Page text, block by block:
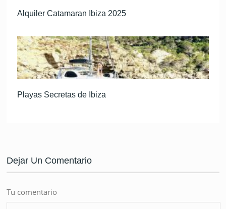
Alquiler Catamaran Ibiza 2025
Playas Secretas de Ibiza
Dejar Un Comentario
Tu comentario